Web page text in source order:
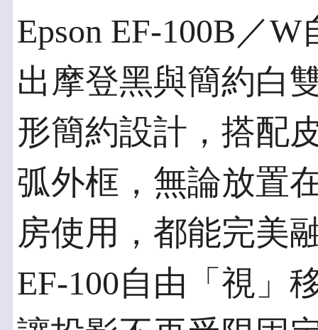
Epson EF-100B／
出摩登黑與簡約白
形簡約設計，搭配
弧外框，無論放置
房使用，都能完美
EF-100自由「視」